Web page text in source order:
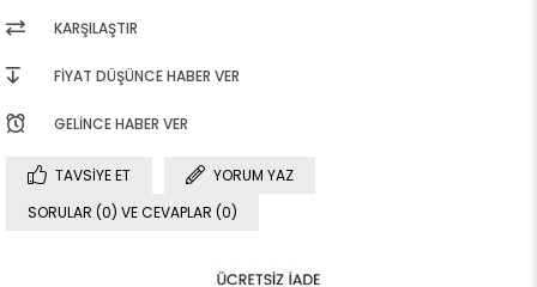
KARŞILAŞTIR
FIYAT DÜŞÜNCE HABER VER
GELINCE HABER VER
TAVSIYE ET
YORUM YAZ
SORULAR (0) VE CEVAPLAR (0)